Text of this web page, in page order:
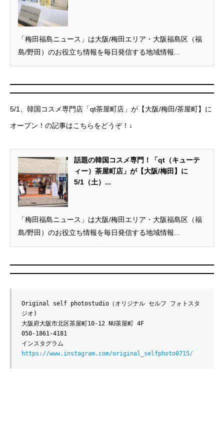
「梅田福島ニュース」は大阪/梅田エリア・大阪福島区（福
島/野田）のお役立ち情報を毎日発信する地域情報...
5/1、韓国コスメ専門店「qt茶屋町店」が【大阪/梅田/茶屋町】に
オープン！の記事はこちらをどうぞ！↓
話題の韓国コスメ専門！「qt（キューテ
ィー）茶屋町店」が【大阪/梅田】に
5/1（土）...
「梅田福島ニュース」は大阪/梅田エリア・大阪福島区（福
島/野田）のお役立ち情報を毎日発信する地域情報...
Original self photostudio（オリジナル セルフ フォトスタ
ジオ)
大阪府大阪市北区茶屋町10-12 NU茶屋町 4F
050-1861-4181
インスタグラム
https://www.instagram.com/original_selfphoto0715/